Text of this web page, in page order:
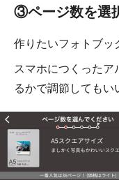
③ページ数を選
作りたいフォトブッ
スマホにつくった
るかで調節しても